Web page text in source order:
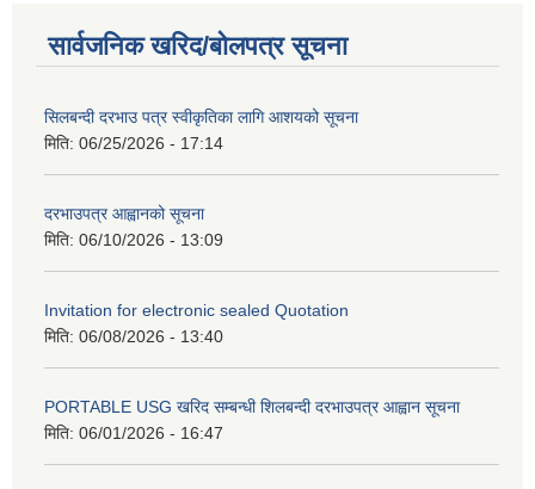
सार्वजनिक खरिद/बोलपत्र सूचना
सिलबन्दी दरभाउ पत्र स्वीकृतिका लागि आशयको सूचना
मिति: 06/25/2026 - 17:14
दरभाउपत्र आह्वानको सूचना
मिति: 06/10/2026 - 13:09
Invitation for electronic sealed Quotation
मिति: 06/08/2026 - 13:40
PORTABLE USG खरिद सम्बन्धी शिलबन्दी दरभाउपत्र आह्वान सूचना
मिति: 06/01/2026 - 16:47